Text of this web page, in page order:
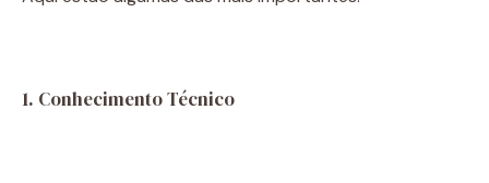
1. Conhecimento Técnico